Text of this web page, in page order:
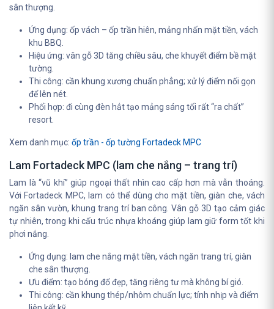
sân thượng.
Ứng dụng: ốp vách – ốp trần hiên, mảng nhấn mặt tiền, vách
khu BBQ.
Hiệu ứng: vân gỗ 3D tăng chiều sâu, che khuyết điểm bề mặt
tường.
Thi công: cần khung xương chuẩn phẳng; xử lý điểm nối gọn
để lên nét.
Phối hợp: đi cùng đèn hắt tạo mảng sáng tối rất “ra chất”
resort.
Xem danh mục: ốp trần - ốp tường Fortadeck MPC
Lam Fortadeck MPC (lam che nắng – trang trí)
Lam là “vũ khí” giúp ngoại thất nhìn cao cấp hơn mà vẫn thoáng.
Với Fortadeck MPC, lam có thể dùng cho mặt tiền, giàn che, vách
ngăn sân vườn, khung trang trí ban công. Vân gỗ 3D tạo cảm giác
tự nhiên, trong khi cấu trúc nhựa khoáng giúp lam giữ form tốt khi
phơi nắng.
Ứng dụng: lam che nắng mặt tiền, vách ngăn trang trí, giàn
che sân thượng.
Ưu điểm: tạo bóng đổ đẹp, tăng riêng tư mà không bí gió.
Thi công: cần khung thép/nhôm chuẩn lực; tính nhịp và điểm